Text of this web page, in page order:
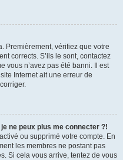
Premièrement, vérifiez que votre
corrects. S’ils le sont, contactez
vous n’avez pas été banni. Il est
Internet ait une erreur de
ne peux plus me connecter ?!
ou supprimé votre compte. En
les membres ne postant pas
Si cela vous arrive, tentez de vous